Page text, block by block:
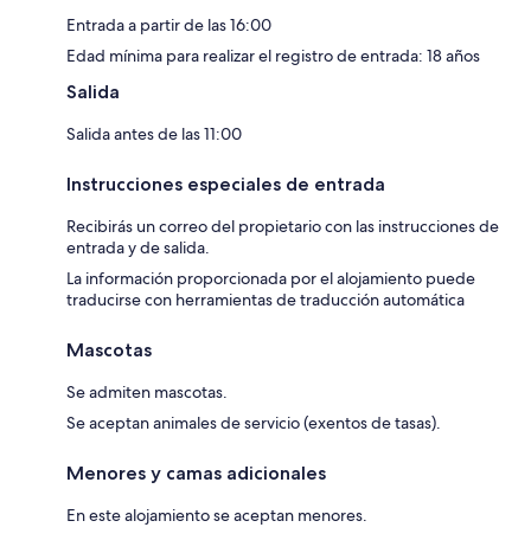
Entrada a partir de las 16:00
Edad mínima para realizar el registro de entrada: 18 años
Salida
Salida antes de las 11:00
Instrucciones especiales de entrada
Recibirás un correo del propietario con las instrucciones de
entrada y de salida.
La información proporcionada por el alojamiento puede
traducirse con herramientas de traducción automática
Mascotas
Se admiten mascotas.
Se aceptan animales de servicio (exentos de tasas).
Menores y camas adicionales
En este alojamiento se aceptan menores.